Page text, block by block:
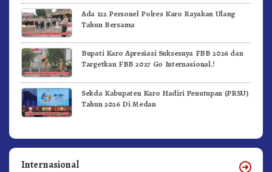
Ada 122 Personel Polres Karo Rayakan Ulang
Tahun Bersama
Bupati Karo Apresiasi Suksesnya FBB 2026 dan
Targetkan FBB 2027 Go Internasional.!
Sekda Kabupaten Karo Hadiri Penutupan (PRSU)
Tahun 2026 Di Medan
Internasional